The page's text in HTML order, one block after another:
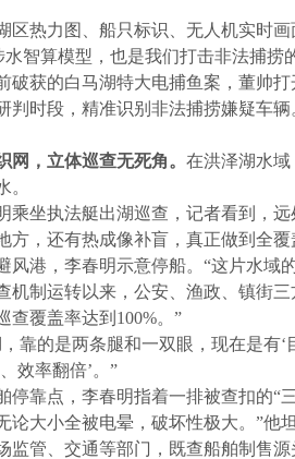
区热力图、船只标识、无人机实时
水智算模型，也是我们打击非法捕捞
破获的白马湖特大电捕鱼案，董帅
判时段，精准识别非法捕捞嫌疑车
网，立体巡查无死角。 在洪泽湖水
。
乘坐执法艇出湖巡查，记者看到，
方，还有热成像补盲，真正做到全
风港，李春明示意停船。“这片水域
机制运转以来，公安、渔政、镇街
查覆盖率达到100%。”
靠的是两条腿和一双眼，现在是有‘
效率翻倍’。”
停靠点，李春明指着一排被查扣的“
论大小全被电晕，破坏性极大。”他
监管、交通等部门，既查船舶制售